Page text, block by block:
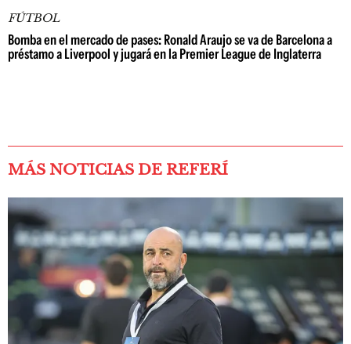
FÚTBOL
Bomba en el mercado de pases: Ronald Araujo se va de Barcelona a
préstamo a Liverpool y jugará en la Premier League de Inglaterra
MÁS NOTICIAS DE REFERÍ